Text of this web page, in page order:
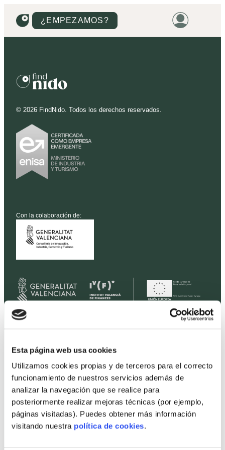
Esta página web usa cookies
Utilizamos cookies propias y de terceros para el correcto
funcionamiento de nuestros servicios además de
analizar la navegación que se realice para
posteriormente realizar mejoras técnicas (por ejemplo,
páginas visitadas). Puedes obtener más información
visitando nuestra política de cookies.
¿EMPEZAMOS?
PROMOCIONES
© 2026 FindNido. Todos los derechos reservados.
Con la colaboración de:
Viviendas
Terrenos
Promociones
Precios
Profesionales